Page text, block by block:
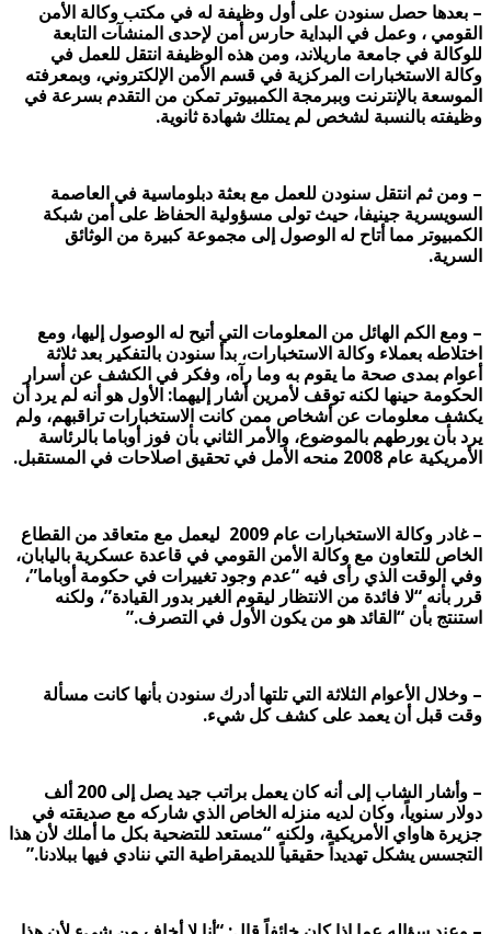
– بعدها حصل سنودن على أول وظيفة له في مكتب وكالة الأمن
القومي ، وعمل في البداية حارس أمن لإحدى المنشآت التابعة
للوكالة في جامعة ماريلاند، ومن هذه الوظيفة انتقل للعمل في
وكالة الاستخبارات المركزية في قسم الأمن الإلكتروني، وبمعرفته
الموسعة بالإنترنت وببرمجة الكمبيوتر تمكن من التقدم بسرعة في
وظيفته بالنسبة لشخص لم يمتلك شهادة ثانوية.
– ومن ثم انتقل سنودن للعمل مع بعثة دبلوماسية في العاصمة
السويسرية جينيفا، حيث تولى مسؤولية الحفاظ على أمن شبكة
الكمبيوتر مما أتاح له الوصول إلى مجموعة كبيرة من الوثائق
السرية.
– ومع الكم الهائل من المعلومات التي أتيح له الوصول إليها، ومع
اختلاطه بعملاء وكالة الاستخبارات، بدأ سنودن بالتفكير بعد ثلاثة
أعوام بمدى صحة ما يقوم به وما رآه، وفكر في الكشف عن أسرار
الحكومة حينها لكنه توقف لأمرين أشار إليهما: الأول هو أنه لم يرد أن
يكشف معلومات عن أشخاص ممن كانت الاستخبارات تراقبهم، ولم
يرد بأن يورطهم بالموضوع، والأمر الثاني بأن فوز أوباما بالرئاسة
الأمريكية عام 2008 منحه الأمل في تحقيق اصلاحات في المستقبل.
– غادر وكالة الاستخبارات عام 2009 ليعمل مع متعاقد من القطاع
الخاص للتعاون مع وكالة الأمن القومي في قاعدة عسكرية باليابان،
وفي الوقت الذي رأى فيه “عدم وجود تغييرات في حكومة أوباما”،
قرر بأنه “لا فائدة من الانتظار ليقوم الغير بدور القيادة”، ولكنه
استنتج بأن “القائد هو من يكون الأول في التصرف.”
– وخلال الأعوام الثلاثة التي تلتها أدرك سنودن بأنها كانت مسألة
وقت قبل أن يعمد على كشف كل شيء.
– وأشار الشاب إلى أنه كان يعمل براتب جيد يصل إلى 200 ألف
دولار سنوياً، وكان لديه منزله الخاص الذي شاركه مع صديقته في
جزيرة هاواي الأمريكية، ولكنه “مستعد للتضحية بكل ما أملك لأن هذا
التجسس يشكل تهديداً حقيقياً للديمقراطية التي ننادي فيها ببلادنا.”